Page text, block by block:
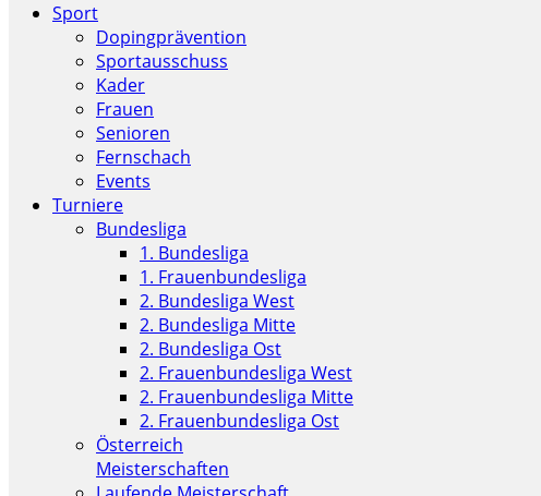
Sport
Dopingprävention
Sportausschuss
Kader
Frauen
Senioren
Fernschach
Events
Turniere
Bundesliga
1. Bundesliga
1. Frauenbundesliga
2. Bundesliga West
2. Bundesliga Mitte
2. Bundesliga Ost
2. Frauenbundesliga West
2. Frauenbundesliga Mitte
2. Frauenbundesliga Ost
Österreich
Meisterschaften